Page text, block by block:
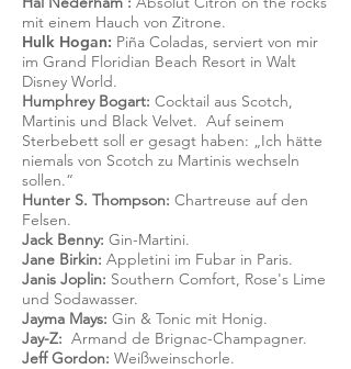
mit einem Hauch von Zitrone.
Hulk Hogan: Piña Coladas, serviert von mir
im Grand Floridian Beach Resort in Walt
Disney World.
Humphrey Bogart: Cocktail aus Scotch,
Martinis und Black Velvet. Auf seinem
Sterbebett soll er gesagt haben: „Ich hätte
niemals von Scotch zu Martinis wechseln
sollen.“
Hunter S. Thompson: Chartreuse auf den
Felsen.
Jack Benny: Gin-Martini.
Jane Birkin: Appletini im Fubar in Paris.
Janis Joplin: Southern Comfort, Rose's Lime
und Sodawasser.
Jayma Mays: Gin & Tonic mit Honig.
Jay-Z: Armand de Brignac-Champagner.
Jeff Gordon: Weißweinschorle.